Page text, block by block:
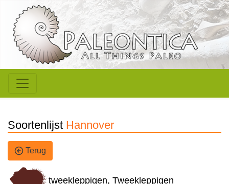
Soortenlijst Hannover
Terug
tweekleppigen, Tweekleppigen